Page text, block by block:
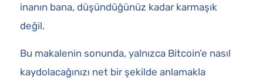
inanın bana, düşündüğünüz kadar karmaşık
değil.
Bu makalenin sonunda, yalnızca Bitcoin’e nasıl
kaydolacağınızı net bir şekilde anlamakla